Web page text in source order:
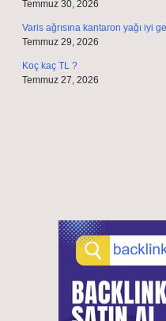
Temmuz 30, 2026
Varis ağrısına kantaron yağı iyi
Temmuz 29, 2026
Koç kaç TL ?
Temmuz 27, 2026